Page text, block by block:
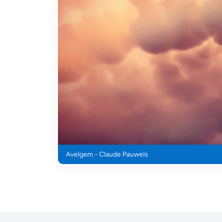
Avelgem - Claude Pauwels